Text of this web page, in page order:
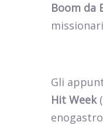
Boom da
Gli
Hit Week